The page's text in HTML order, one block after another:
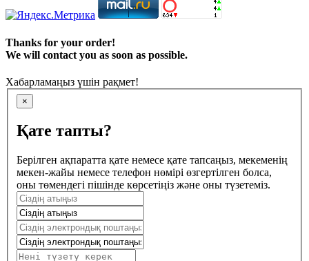
Thanks for your order!
We will contact you as soon as possible.
Хабарламаңыз үшін рақмет!
×
Қате тапты?
Берілген ақпаратта қате немесе қате тапсаңыз, мекеменің
мекен-жайы немесе телефон нөмірі өзгертілген болса,
оны төмендегі пішінде көрсетіңіз және оны түзетеміз.